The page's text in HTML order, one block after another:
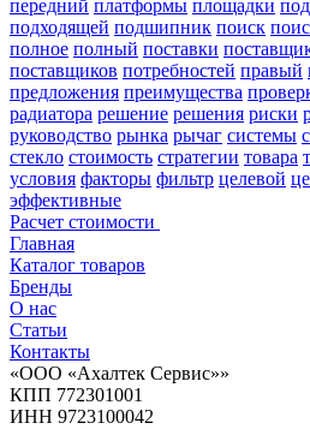
передний платформы площадки
подходящей подшипник поиск
полное полный поставки
поставщиков потребностей правый
предложения преимущества
радиатора решение решения риски
руководство рынка рычаг системы
стекло стоимость стратегии товара
условия факторы фильтр целевой
эффективные
Расчет стоимости
Главная
Каталог товаров
Бренды
О нас
Статьи
Контакты
«ООО «Ахалтек Сервис»»
КПП 772301001
ИНН 9723100042